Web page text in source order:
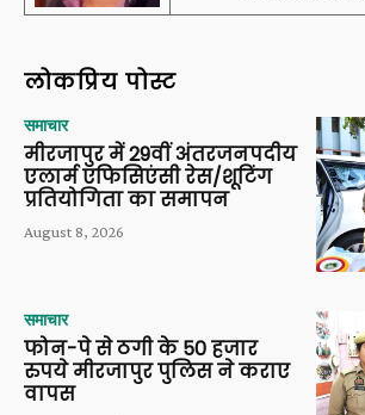
लोकप्रिय पोस्ट
समाचार
मीरजापुर में 29वीं अंतरजनपदीय
एलार्म एफिसिएंसी रेस/शूटिंग
प्रतियोगिता का समापन
August 8, 2026
समाचार
फोन-पे से ठगी के 50 हजार
रुपये मीरजापुर पुलिस ने कराए
वापस